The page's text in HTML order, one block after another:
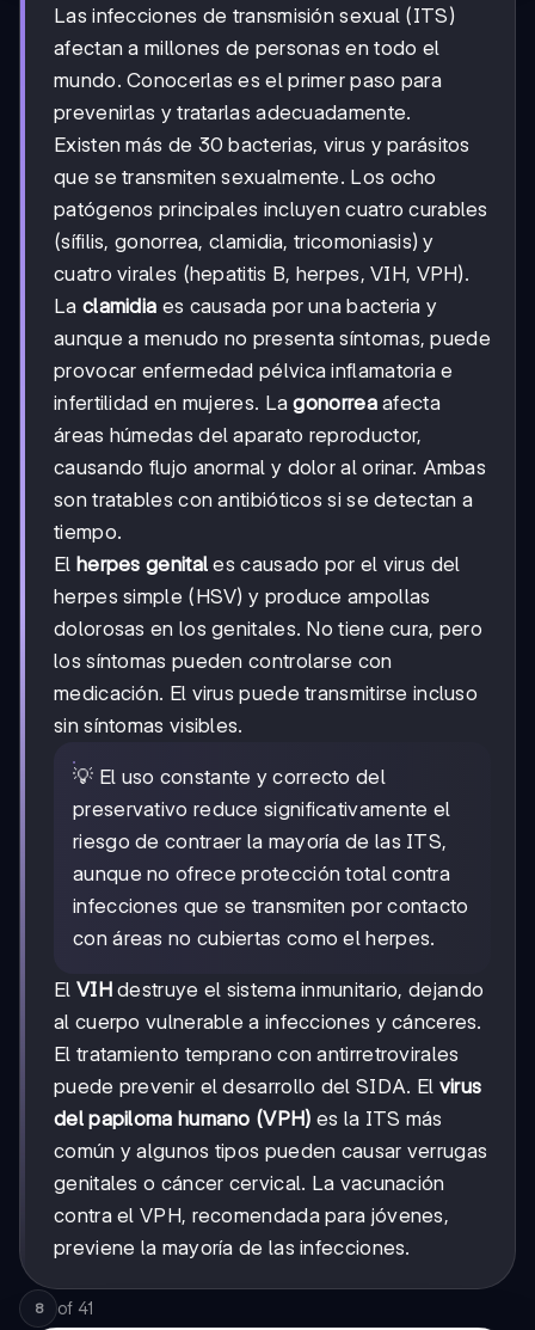
Las infecciones de transmisión sexual (ITS)
afectan a millones de personas en todo el
mundo. Conocerlas es el primer paso para
prevenirlas y tratarlas adecuadamente.
Existen más de 30 bacterias, virus y parásitos
que se transmiten sexualmente. Los ocho
patógenos principales incluyen cuatro curables
(sífilis, gonorrea, clamidia, tricomoniasis) y
cuatro virales (hepatitis B, herpes, VIH, VPH).
La clamidia es causada por una bacteria y
aunque a menudo no presenta síntomas, puede
provocar enfermedad pélvica inflamatoria e
infertilidad en mujeres. Lagonorreaafecta
áreas húmedas del aparato reproductor,
causando flujo anormal y dolor al orinar. Ambas
son tratables con antibióticos si se detectan a
tiempo.
El herpes genital es causado por el virus del
herpes simple (HSV) y produce ampollas
dolorosas en los genitales. No tiene cura, pero
los síntomas pueden controlarse con
medicación. El virus puede transmitirse incluso
sin síntomas visibles.
💡 El uso constante y correcto del
preservativo reduce significativamente el
riesgo de contraer la mayoría de las ITS,
aunque no ofrece protección total contra
infecciones que se transmiten por contacto
con áreas no cubiertas como el herpes.
El VIHdestruye el sistema inmunitario, dejando
al cuerpo vulnerable a infecciones y cánceres.
El tratamiento temprano con antirretrovirales
puede prevenir el desarrollo del SIDA. El virus
del papiloma humano (VPH) es la ITS más
común y algunos tipos pueden causar verrugas
genitales o cáncer cervical. La vacunación
contra el VPH, recomendada para jóvenes,
previene la mayoría de las infecciones.
8 of 41